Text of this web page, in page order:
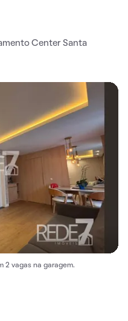
Center Santa
2 vagas na garagem.